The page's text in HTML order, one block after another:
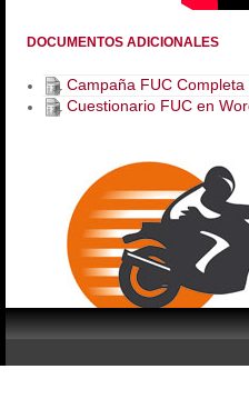
DOCUMENTOS ADICIONALES
Campaña FUC Completa
Cuestionario FUC en